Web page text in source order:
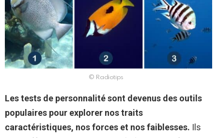
© Radiotips
Les tests de personnalité sont devenus des outils
populaires pour explorer nos traits
caractéristiques, nos forces et nos faiblesses. Ils